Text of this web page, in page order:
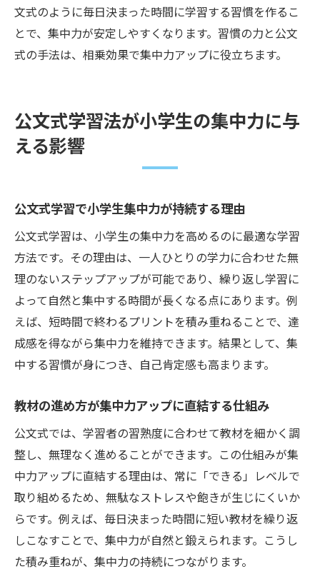
文式のように毎日決まった時間に学習する習慣を作るこ
とで、集中力が安定しやすくなります。習慣の力と公文
式の手法は、相乗効果で集中力アップに役立ちます。
公文式学習法が小学生の集中力に与
える影響
公文式学習で小学生集中力が持続する理由
公文式学習は、小学生の集中力を高めるのに最適な学習
方法です。その理由は、一人ひとりの学力に合わせた無
理のないステップアップが可能であり、繰り返し学習に
よって自然と集中する時間が長くなる点にあります。例
えば、短時間で終わるプリントを積み重ねることで、達
成感を得ながら集中力を維持できます。結果として、集
中する習慣が身につき、自己肯定感も高まります。
教材の進め方が集中力アップに直結する仕組み
公文式では、学習者の習熟度に合わせて教材を細かく調
整し、無理なく進めることができます。この仕組みが集
中力アップに直結する理由は、常に「できる」レベルで
取り組めるため、無駄なストレスや飽きが生じにくいか
らです。例えば、毎日決まった時間に短い教材を繰り返
しこなすことで、集中力が自然と鍛えられます。こうし
た積み重ねが、集中力の持続につながります。